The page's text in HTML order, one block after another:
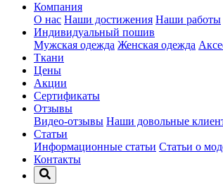
Компания
О нас Наши достижения Наши работы
Индивидуальный пошив
Мужская одежда Женская одежда
Ткани
Цены
Акции
Сертификаты
Отзывы
Видео-отзывы Наши довольные
Статьи
Информационные статьи Статьи о
Контакты